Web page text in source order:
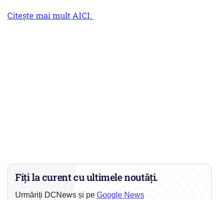
Citește mai mult AICI.
Fiți la curent cu ultimele noutăți.
Urmăriți DCNews și pe Google News